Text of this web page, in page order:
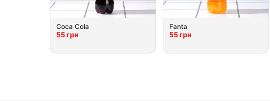
Coca Cola
55 грн
Fanta
55 грн